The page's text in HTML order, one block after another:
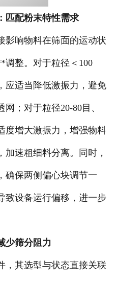
匹配粉末特性需求
响物料在筛面的运动状
整。对于粒径＜100
应适当降低激振力，避免
；对于粒径20-80目、
度增大激振力，增强物料
速粗细料分离。同时，
确保两侧偏心块调节一
致设备运行偏移，进一步
少筛分阻力
其选型与状态直接关联